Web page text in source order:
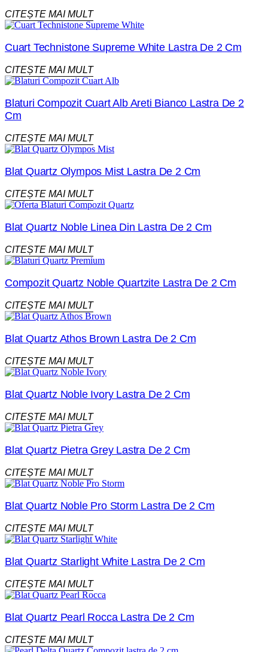
CITEȘTE MAI MULT
Cuart Technistone Supreme White Lastra De 2 Cm
CITEȘTE MAI MULT
Blaturi Compozit Cuart Alb Areti Bianco Lastra De 2
Cm
CITEȘTE MAI MULT
Blat Quartz Olympos Mist Lastra De 2 Cm
CITEȘTE MAI MULT
Blat Quartz Noble Linea Din Lastra De 2 Cm
CITEȘTE MAI MULT
Compozit Quartz Noble Quartzite Lastra De 2 Cm
CITEȘTE MAI MULT
Blat Quartz Athos Brown Lastra De 2 Cm
CITEȘTE MAI MULT
Blat Quartz Noble Ivory Lastra De 2 Cm
CITEȘTE MAI MULT
Blat Quartz Pietra Grey Lastra De 2 Cm
CITEȘTE MAI MULT
Blat Quartz Noble Pro Storm Lastra De 2 Cm
CITEȘTE MAI MULT
Blat Quartz Starlight White Lastra De 2 Cm
CITEȘTE MAI MULT
Blat Quartz Pearl Rocca Lastra De 2 Cm
CITEȘTE MAI MULT